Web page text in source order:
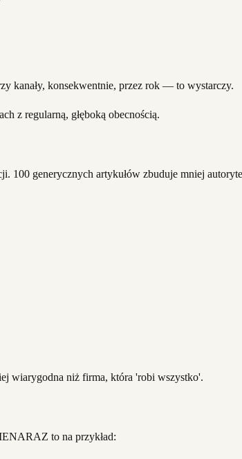
kanały, konsekwentnie, przez rok — to wystarczy.
z regularną, głęboką obecnością.
100 generycznych artykułów zbuduje mniej
wiarygodna niż firma, która 'robi wszystko'.
to na przykład: